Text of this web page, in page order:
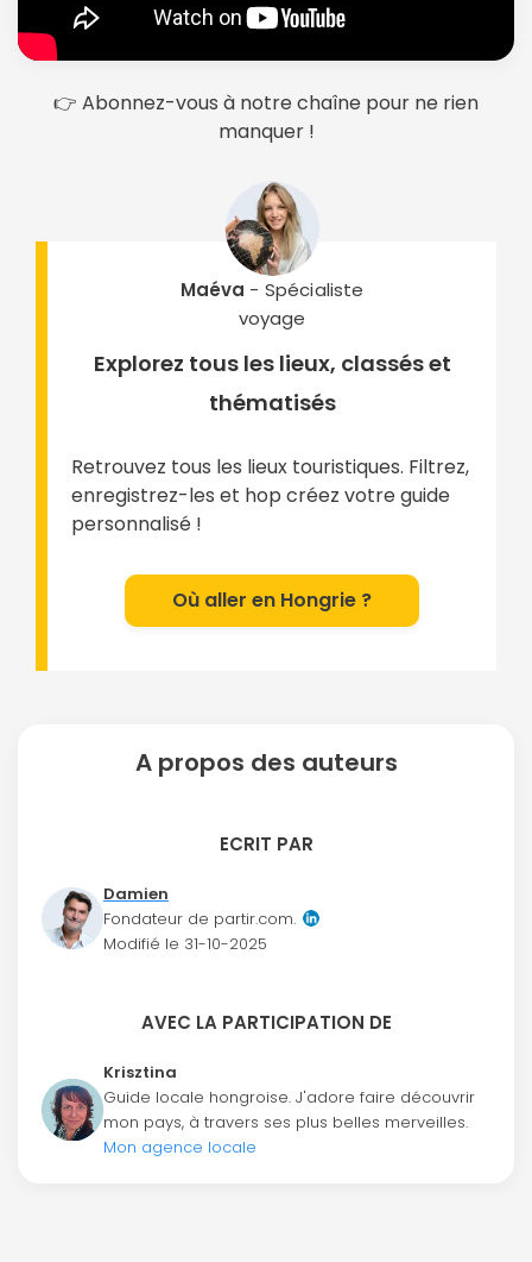
👉 Abonnez-vous à notre chaîne pour ne rien
manquer !
Maéva - Spécialiste
voyage
Explorez tous les lieux, classés et
thématisés
Retrouvez tous les lieux touristiques. Filtrez,
enregistrez-les et hop créez votre guide
personnalisé !
Où aller en Hongrie ?
A propos des auteurs
ECRIT PAR
Damien
Fondateur de partir.com.
Modifié le 31-10-2025
AVEC LA PARTICIPATION DE
Krisztina
Guide locale hongroise. J'adore faire découvrir
mon pays, à travers ses plus belles merveilles.
Mon agence locale